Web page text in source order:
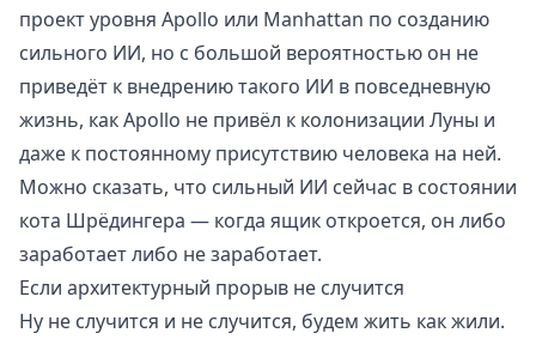
проект уровня Apollo или Manhattan по созданию
сильного ИИ, но с большой вероятностью он не
приведёт к внедрению такого ИИ в повседневную
жизнь, как Apollo не привёл к колонизации Луны и
даже к постоянному присутствию человека на ней.
Можно сказать, что сильный ИИ сейчас в состоянии
кота Шрёдингера — когда ящик откроется, он либо
заработает либо не заработает.
Если архитектурный прорыв не случится
Ну не случится и не случится, будем жить как жили.